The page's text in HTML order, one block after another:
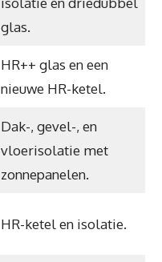
glas.
HR++ glas en een
nieuwe HR-ketel.
Dak-, gevel-, en
vloerisolatie met
zonnepanelen.
HR-ketel en isolatie.